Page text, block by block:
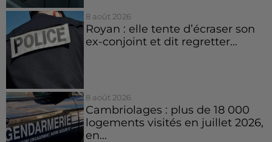
8 août 2026
Royan : elle tente d’écraser son
ex-conjoint et dit regretter...
8 août 2026
Cambriolages : plus de 18 000
logements visités en juillet 2026,
en...